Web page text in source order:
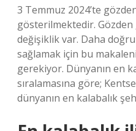
3 Temmuz 2024’te
gösterilmektedir.
değişiklik var. Daha
sağlamak için bu
gerekiyor. Dünyanın en
sıralamasına göre;
dünyanın en kalabalık